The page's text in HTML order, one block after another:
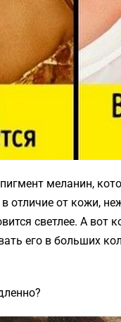
меланин,
отличие от кожи,
светлее. А вот
его в больших